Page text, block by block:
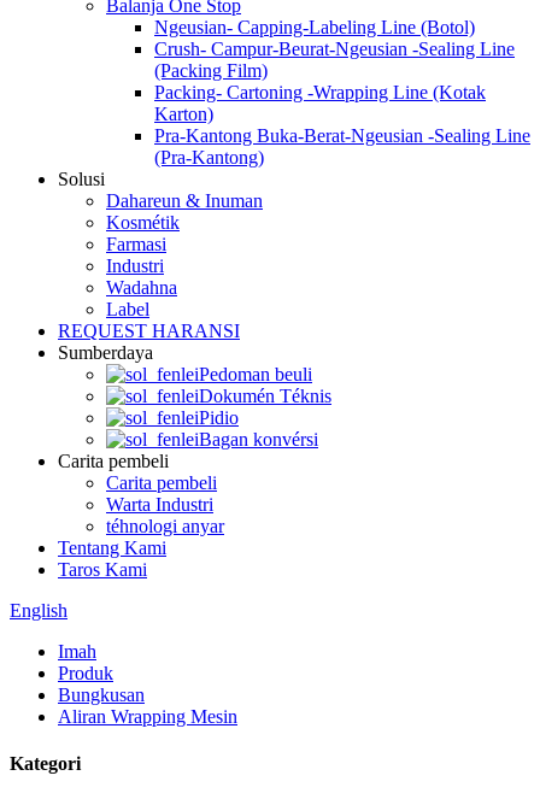
Balanja One Stop
Ngeusian- Capping-Labeling Line (Botol)
Crush- Campur-Beurat-Ngeusian -Sealing Line
(Packing Film)
Packing- Cartoning -Wrapping Line (Kotak
Karton)
Pra-Kantong Buka-Berat-Ngeusian -Sealing Line
(Pra-Kantong)
Solusi
Dahareun & Inuman
Kosmétik
Farmasi
Industri
Wadahna
Label
REQUEST HARANSI
Sumberdaya
Pedoman beuli
Dokumén Téknis
Pidio
Bagan konvérsi
Carita pembeli
Carita pembeli
Warta Industri
téhnologi anyar
Tentang Kami
Taros Kami
English
Imah
Produk
Bungkusan
Aliran Wrapping Mesin
Kategori